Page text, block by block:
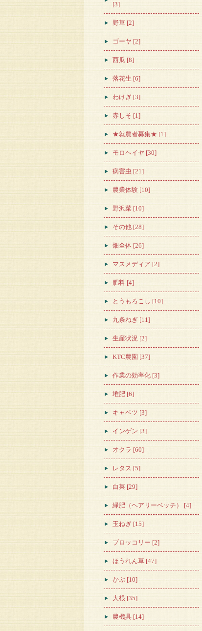
[3]
野草 [2]
ゴーヤ [2]
西瓜 [8]
落花生 [6]
わけぎ [3]
赤しそ [1]
★就農者募集★ [1]
モロヘイヤ [30]
病害虫 [21]
農業体験 [10]
野沢菜 [10]
その他 [28]
畑全体 [26]
マスメディア [2]
肥料 [4]
とうもろこし [10]
九条ねぎ [11]
生産状況 [2]
KTC農園 [37]
作業の効率化 [3]
堆肥 [6]
キャベツ [3]
インゲン [3]
オクラ [60]
レタス [5]
白菜 [29]
緑肥（ヘアリーベッチ） [4]
玉ねぎ [15]
ブロッコリー [2]
ほうれん草 [47]
かぶ [10]
大根 [35]
農機具 [14]